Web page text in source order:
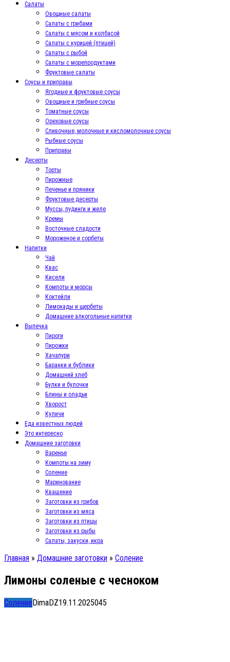
Салаты
Овощные салаты
Салаты с грибами
Салаты с мясом и колбасой
Салаты с курицей (птицей)
Салаты с рыбой
Салаты с морепродуктами
Фруктовые салаты
Соусы и приправы
Ягодные и фруктовые соусы
Овощные и грибные соусы
Томатные соусы
Ореховые соусы
Сливочные, молочные и кисломолочные соусы
Рыбные соусы
Приправы
Десерты
Торты
Пирожные
Печенье и пряники
Фруктовые десерты
Муссы, пудинги и желе
Кремы
Восточные сладости
Мороженое и сорбеты
Напитки
Чай
Квас
Кисели
Компоты и морсы
Коктейли
Лимонады и щербеты
Домашние алкогольные напитки
Выпечка
Пироги
Пирожки
Хачапури
Баранки и бублики
Домашний хлеб
Булки и булочки
Блины и оладьи
Хворост
Куличи
Еда известных людей
Это интересно
Домашние заготовки
Варенье
Компоты на зиму
Соление
Маринование
Квашение
Заготовки из грибов
Заготовки из мяса
Заготовки из птицы
Заготовки из рыбы
Салаты, закуски, икра
Главная » Домашние заготовки » Соление
Лимоны соленые с чесноком
СолениеDimaDZ19.11.2025045